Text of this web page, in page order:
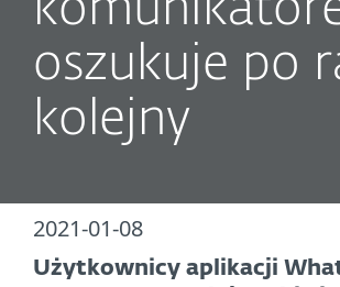
oszukuje po
kolejny
2021-01-08
Użytkownicy aplikacji